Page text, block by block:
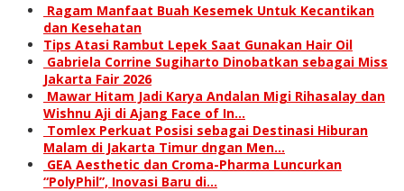
Ragam Manfaat Buah Kesemek Untuk Kecantikan
dan Kesehatan
Tips Atasi Rambut Lepek Saat Gunakan Hair Oil
Gabriela Corrine Sugiharto Dinobatkan sebagai Miss
Jakarta Fair 2026
Mawar Hitam Jadi Karya Andalan Migi Rihasalay dan
Wishnu Aji di Ajang Face of In…
Tomlex Perkuat Posisi sebagai Destinasi Hiburan
Malam di Jakarta Timur dngan Men…
GEA Aesthetic dan Croma-Pharma Luncurkan
“PolyPhil”, Inovasi Baru di…